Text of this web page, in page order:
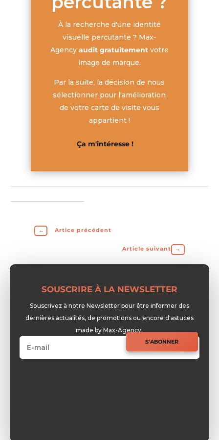
À la recherche d'une identité
visuelle percutante ? Max-
Agency audit gratuitementvotre
image de marque.
Par la suite, la décision de nous
sélectionner pour l'amélioration
de votre carte de visite vous
appartient !
Ça m'intéresse !
← Artice précédent
Article suivant →
SOUSCRIRE À LA NEWSLETTER
Souscrivez à notre Newsletter pour être informer des
dernières actualités, de promotions ou encore d'astuces
made by Max-Agency.
S'ABONNER